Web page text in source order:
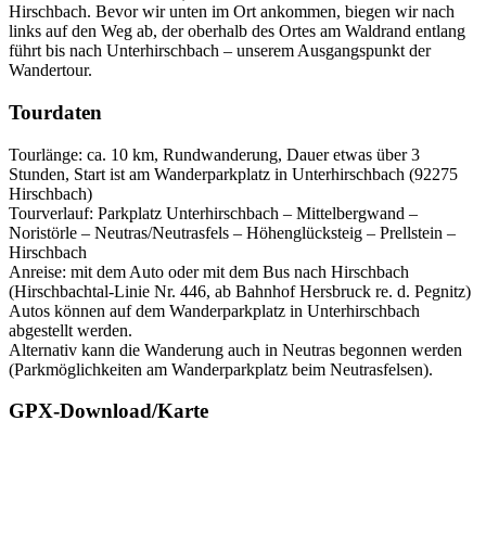
Hirschbach. Bevor wir unten im Ort ankommen, biegen wir nach
links auf den Weg ab, der oberhalb des Ortes am Waldrand entlang
führt bis nach Unterhirschbach – unserem Ausgangspunkt der
Wandertour.
Tourdaten
Tourlänge: ca. 10 km, Rundwanderung, Dauer etwas über 3
Stunden, Start ist am Wanderparkplatz in Unterhirschbach (92275
Hirschbach)
Tourverlauf: Parkplatz Unterhirschbach – Mittelbergwand –
Noristörle – Neutras/Neutrasfels – Höhenglücksteig – Prellstein –
Hirschbach
Anreise: mit dem Auto oder mit dem Bus nach Hirschbach
(Hirschbachtal-Linie Nr. 446, ab Bahnhof Hersbruck re. d. Pegnitz)
Autos können auf dem Wanderparkplatz in Unterhirschbach
abgestellt werden.
Alternativ kann die Wanderung auch in Neutras begonnen werden
(Parkmöglichkeiten am Wanderparkplatz beim Neutrasfelsen).
GPX-Download/Karte